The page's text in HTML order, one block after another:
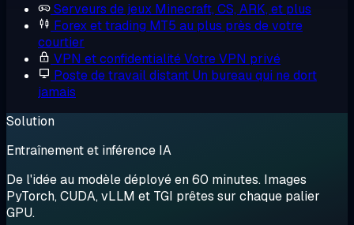
Serveurs de jeux Minecraft, CS, ARK, et plus
Forex et trading MT5 au plus près de votre
courtier
VPN et confidentialitéVotre VPN privé
Poste de travail distant Un bureau qui ne dort
jamais
Solution
Entraînement et inférence IA
De l'idée au modèle déployé en 60 minutes. Images
PyTorch, CUDA, vLLM et TGI prêtes sur chaque palier
GPU.